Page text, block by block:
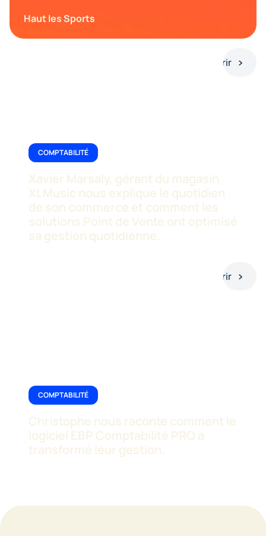
Haut les Sports
COMPTABILITÉ
Xavier Marsaly, gérant du magasin
XLMusic nous explique le quotidien
de son commerce et comment les
solutions Point de Vente ont optimisé
sa gestion quotidienne.
Découvrir
COMPTABILITÉ
Christophe nous raconte comment le
logiciel EBP Comptabilité PRO a
transformé leur gestion.
Découvrir